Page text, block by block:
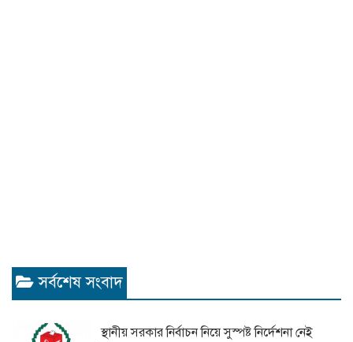
সর্বশেষ সংবাদ
স্থানীয় সরকার নির্বাচন নিয়ে সুস্পষ্ট নির্দেশনা নেই